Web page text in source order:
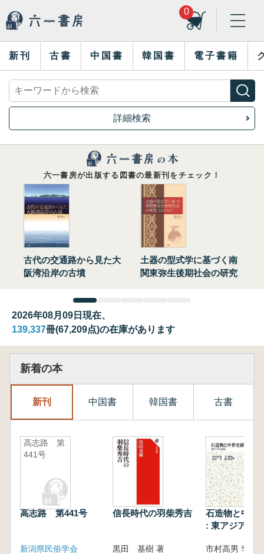
0
新刊 古書 中国書 韓国書 電子書籍
詳細検索
六一書房が出版する図書の最新刊をチェック！
古代の交通路から見た大
阪湾沿岸の古墳
土器の型式学に基づく南
関東弥生後期社会の研究
2026年08月09日現在、
139,337冊(67,209点)の在庫があります
新着の本
新刊 中国書 韓国書 古書
高志路 第
441号
高志路 第441号
新潟県民俗学会
信長時代の羽柴秀吉
黒田 基樹 著
石造物と中世
: 東アジアと